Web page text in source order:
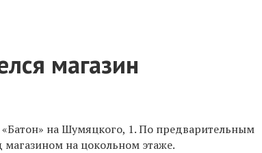
магазин
на Шумяцкого, 1. По предварительным
на цокольном этаже.